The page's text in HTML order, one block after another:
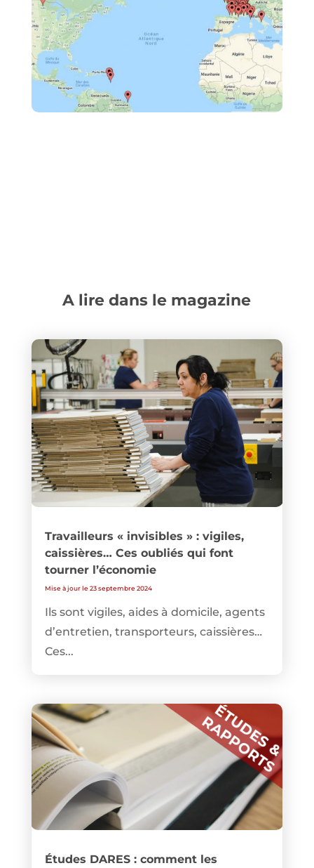
A lire dans le magazine
Travailleurs « invisibles » : vigiles,
caissières… Ces oubliés qui font
tourner l’économie
Mise à jour le 23 septembre 2024
Ils sont vigiles, aides à domicile, agents
d’entretien, transporteurs, caissières…
Ces...
Études DARES : comment les